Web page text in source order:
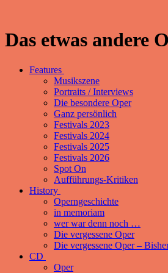
Das etwas andere
Features
Musikszene
Portraits / Interviews
Die besondere Oper
Ganz persönlich
Festivals 2023
Festivals 2024
Festivals 2025
Festivals 2026
Spot On
Aufführungs-Kritiken
History
Operngeschichte
in memoriam
wer war denn noch …
Die vergessene Oper
Die vergessene Oper –
CD
Oper